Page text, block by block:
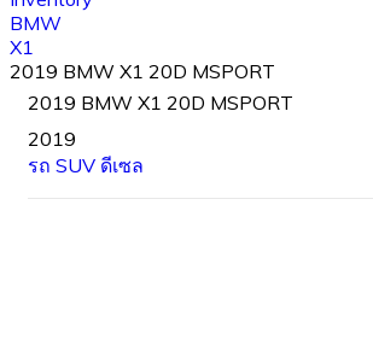
BMW
X1
2019 BMW X1 20D MSPORT
2019 BMW X1 20D MSPORT
2019
รถ SUV ดีเซล